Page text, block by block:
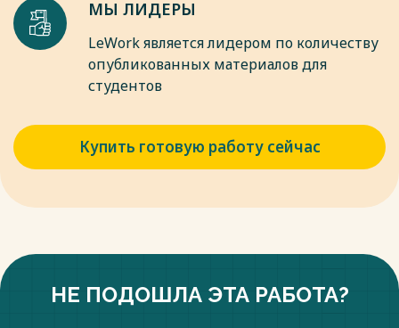
МЫ ЛИДЕРЫ
LeWork является лидером по количеству
опубликованных материалов для
студентов
Купить готовую работу сейчас
НЕ ПОДОШЛА ЭТА РАБОТА?